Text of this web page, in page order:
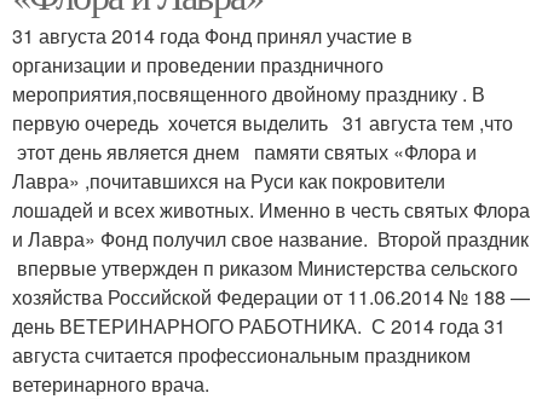
31 августа 2014 года Фонд принял участие в
организации и проведении праздничного
мероприятия,посвященного двойному празднику . В
первую очередь хочется выделить 31 августа тем ,что
этот день является днем памяти святых «Флора и
Лавра» ,почитавшихся на Руси как покровители
лошадей и всех животных. Именно в честь святых Флора
и Лавра» Фонд получил свое название. Второй праздник
впервые утвержден п ри­казом Ми­нис­терс­тва сель­ско­го
хо­зяй­ства Рос­сий­ской Фе­де­ра­ции от 11.06.2014 № 188 —
день ВЕТЕРИНАРНОГО РАБОТНИКА. С 2014 года 31
августа считается профессиональным праздником
ветеринарного врача.